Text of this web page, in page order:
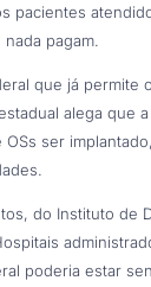
pacientes
pagam.
que já permite
alega que
ser
do Instituto de
poderia estar